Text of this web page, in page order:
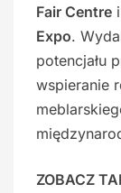
Fair Centre
Expo.
potencjału
wspieranie
ZOBACZ